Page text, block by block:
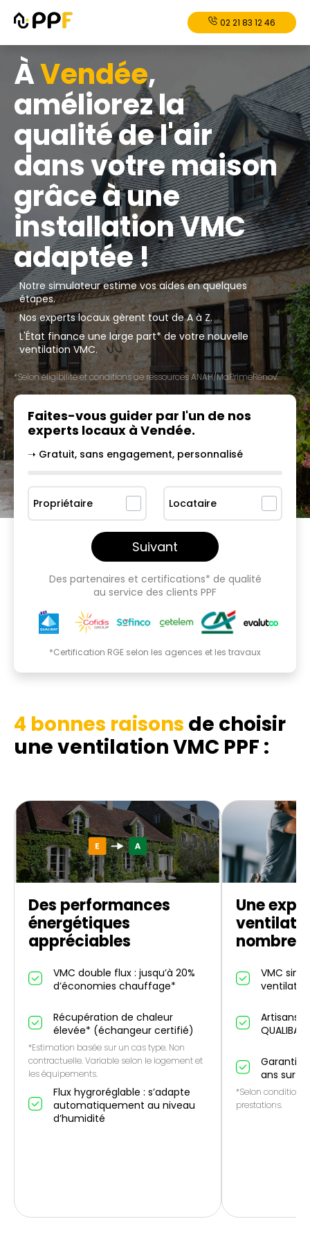
02 21 83 12 46
ÀVendée,
améliorez la
qualité de l'air
dans votre maison
grâce à une
installation VMC
adaptée !
Notre simulateur estime vos aides en quelques
étapes.
Nos experts locaux gèrent tout de A à Z.
L'État finance une large part* de votre nouvelle
ventilation VMC.
*Selon éligibilité et conditions de ressources ANAH/MaPrimeRénov'.
Faites-vous guider par l'un de nos
experts locaux à Vendée.
➝ Gratuit, sans engagement, personnalisé
Propriétaire Locataire
Suivant
Des partenaires et certifications* de qualité
au service des clients PPF
*Certification RGE selon les agences et les travaux
4 bonnes raisons de choisir
une ventilation VMC PPF :
Des performances
énergétiques
appréciables
VMC double flux : jusqu’à 20%
d’économies chauffage*
Récupération de chaleur
élevée* (échangeur certifié)
*Estimation basée sur un cas type. Non
contractuelle. Variable selon le logement et
les équipements.
Flux hygroréglable : s’adapte
automatiquement au niveau
d’humidité
Une
VMC
Artisans
QUALIBAT
Garantie
ans sur
*Selon conditions
prestations.